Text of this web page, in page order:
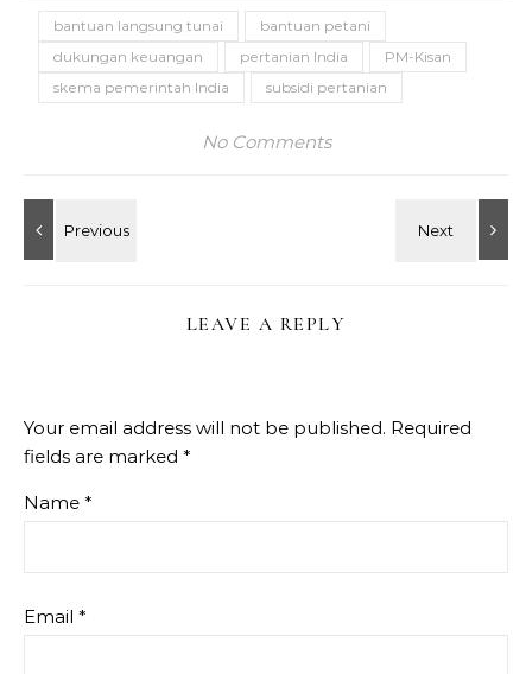
bantuan langsung tunai
bantuan petani
dukungan keuangan
pertanian India
PM-Kisan
skema pemerintah India
subsidi pertanian
No Comments
LEAVE A REPLY
Your email address will not be published. Required
fields are marked *
Name *
Email *